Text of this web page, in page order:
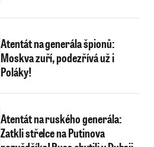
Atentát na generála špionů:
Moskva zuří, podezřívá už i
Poláky!
Atentát na ruského generála:
Zatkli střelce na Putinova